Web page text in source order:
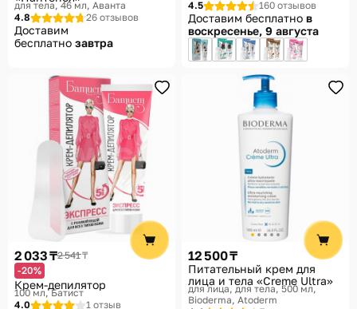
для тела, 46 мл Аванта
4.8
26 отзывов
Доставим
бесплатно завтра
4.5
160 отзывов
Доставим бесплатно в
воскресенье, 9 августа
2 033 ₸2 541 ₸
-20%
Крем-депилятор
100 мл Батист
4.0
1 отзыв
12 500 ₸
Питательный крем для
лица и тела «Creme Ultra»
для лица, для тела, 500 мл
Bioderma, Atoderm